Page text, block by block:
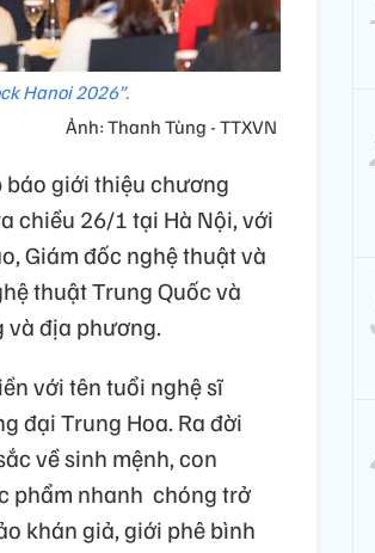
Hanoi 2026”.
Ảnh: Thanh Tùng - TTXVN
giới thiệu chương
chiều 26/1 tại Hà Nội, với
Giám đốc nghệ thuật và
thuật Trung Quốc và
và địa phương.
với tên tuổi nghệ sĩ
đại Trung Hoa. Ra đời
về sinh mệnh, con
phẩm nhanh chóng trở
khán giả, giới phê bình